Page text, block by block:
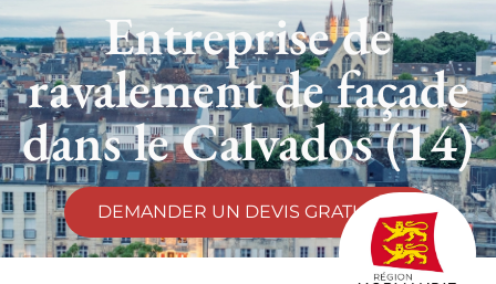
Entreprise de
ravalement de façade
dans le Calvados (14)
DEMANDER UN DEVIS GRATUIT